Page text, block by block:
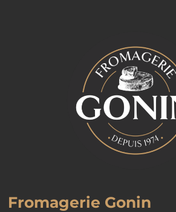
Fromagerie Gonin